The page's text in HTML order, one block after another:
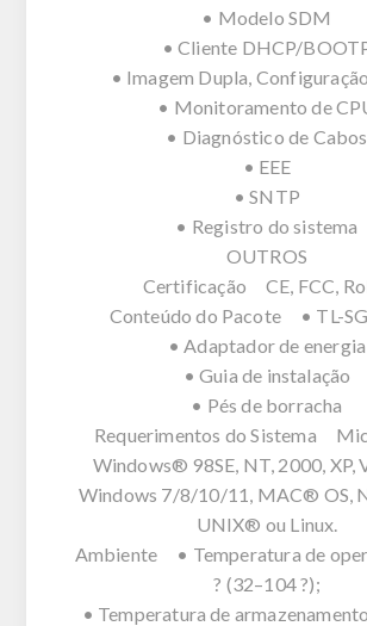
• Modelo SDM
• Cliente DHCP/
• Imagem Dupla,
• Monitoramento de
• Diagnóstico de Cabos
• EEE
• SNTP
• Registro do sistema
OUTROS
Certificação CE, FCC,
Conteúdo do Pacote • TL-
• Adaptador de energia
• Guia de instalação
• Pés de borracha
Requerimentos do Sistema
Windows® 98SE, NT, 2000, XP,
Windows 7/8/10/11, MAC® OS,
UNIX® ou Linux.
Ambiente • Temperatura de
? (32–104 ?);
• Temperatura de